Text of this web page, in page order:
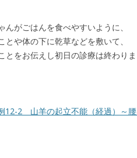
がごはんを食べやすいように、
や体の下に乾草などを敷いて、
をお伝えし初日の診療は終わりま
2 山羊の起立不能（経過）～腰